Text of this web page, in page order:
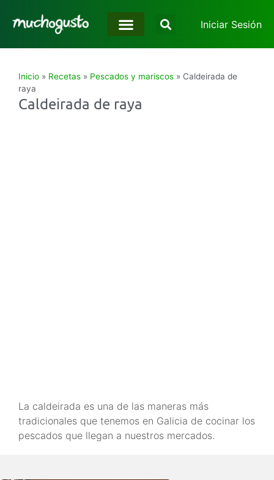
Iniciar Sesión
Inicio » Recetas » Pescados y mariscos » Caldeirada de
raya
Caldeirada de raya
La caldeirada es una de las maneras más
tradicionales que tenemos en Galicia de cocinar los
pescados que llegan a nuestros mercados.